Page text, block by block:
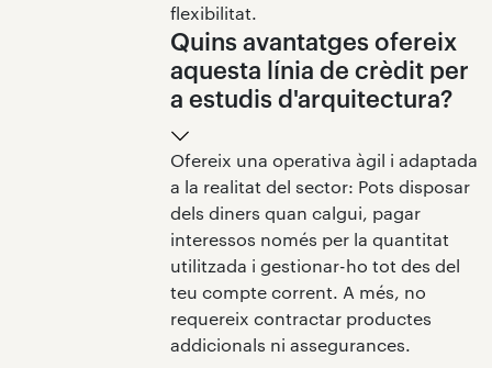
flexibilitat.
Quins avantatges ofereix
aquesta línia de crèdit per
a estudis d'arquitectura?
Ofereix una operativa àgil i adaptada
a la realitat del sector: Pots disposar
dels diners quan calgui, pagar
interessos només per la quantitat
utilitzada i gestionar-ho tot des del
teu compte corrent. A més, no
requereix contractar productes
addicionals ni assegurances.